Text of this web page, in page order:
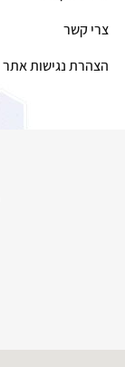
צרי קשר
הצהרת נגישות אתר